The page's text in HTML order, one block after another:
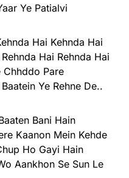
Ye Patialvi
Hai Kehnda Hai
Hai Rehnda Hai
Chhddo Pare
Ye Rehne De..
Bani Hain
Kaanon Mein Kehde
Ho Gayi Hain
Aankhon Se Sun Le